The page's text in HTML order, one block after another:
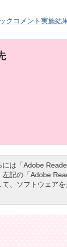
クコメント実施結
には「Adobe
記の「Adobe
、ソフトウェア